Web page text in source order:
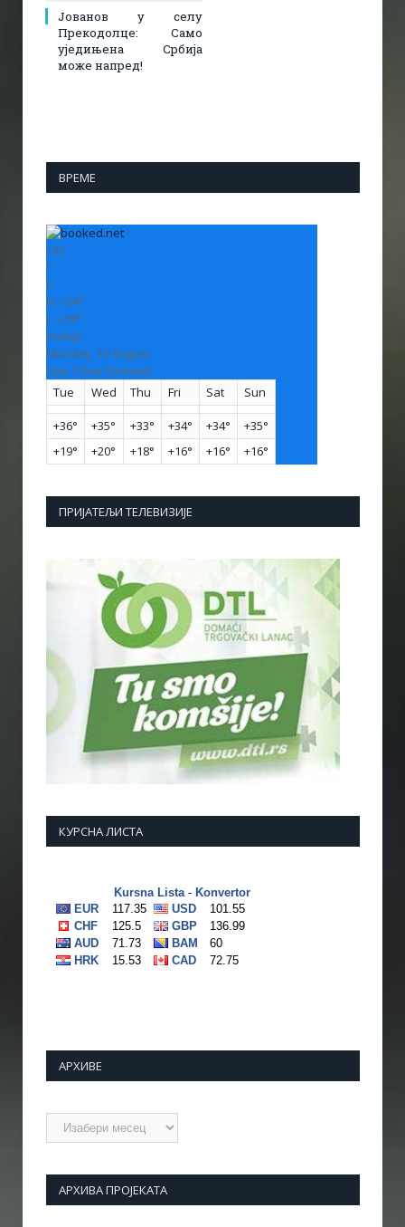
Јованов у селу
Прекодолце: Само
уједињена Србија
може напред!
ВРЕМЕ
+32
°
C
H: +34°
L: +19°
Vranje
Monday, 10 August
See 7-Day Forecast
Tue
Wed Thu Fri Sat Sun
+36° +35° +33° +34° +34° +35°
+19° +20° +18° +16° +16° +16°
ПРИЈАТЕЉИ ТЕЛЕВИЗИЈЕ
КУРСНА ЛИСТА
АРХИВЕ
Архиве
АРХИВА ПРОЈЕКАТА